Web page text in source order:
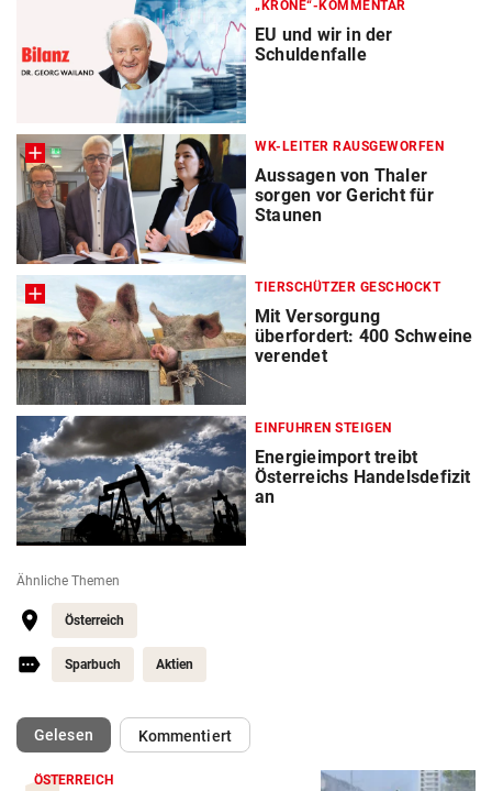
„KRONE“-KOMMENTAR
EU und wir in der
Schuldenfalle
WK-LEITER RAUSGEWORFEN
Aussagen von Thaler
sorgen vor Gericht für
Staunen
TIERSCHÜTZER GESCHOCKT
Mit Versorgung
überfordert: 400 Schweine
verendet
EINFUHREN STEIGEN
Energieimport treibt
Österreichs Handelsdefizit
an
Ähnliche Themen
Österreich
Sparbuch Aktien
Gelesen(ausgewählt)Kommentiert
ÖSTERREICH